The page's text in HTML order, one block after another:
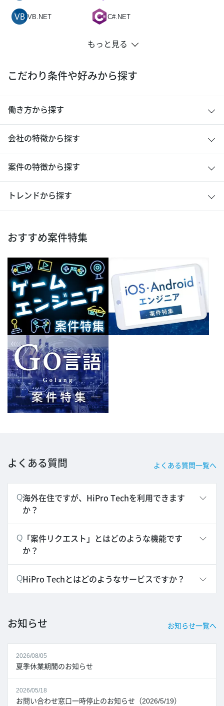
VB.NET C#.NET
こだわり条件や好みから探す
働き方から探す
会社の特徴から探す
案件の特徴から探す
トレンドから探す
おすすめ案件特集
よくある質問 よくある質問一覧へ
Q海外在住ですが、HiPro Techを利用できます
か？
Q
「案件リクエスト」とはどのような機能です
か？
QHiPro Techとはどのようなサービスですか？
お知らせ お知らせ一覧へ
2026/08/05
夏季休業期間のお知らせ
2026/05/18
お問い合わせ窓口一時停止のお知らせ（2026/5/19）